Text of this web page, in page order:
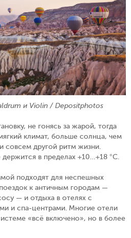
и Violin / Depositphotos
не гонясь за жарой, тогда
климат, больше солнца, чем
совсем другой ритм жизни.
в пределах +10…+18 °C.
подходят для неспешных
к античным городам —
— и отдыха в отелях с
и спа-центрами. Многие отели
«всё включено», но в более